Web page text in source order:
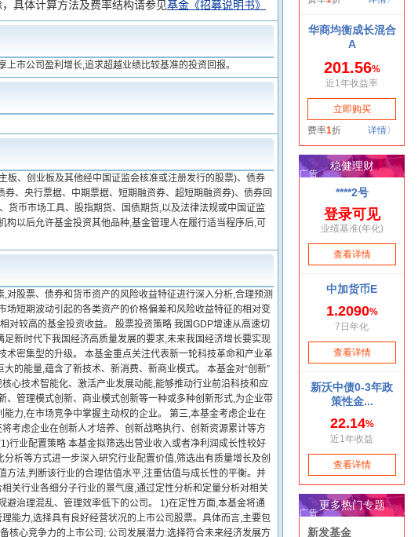
具体计算方法及费率结构请参见基金《招募说明书》
市公司盈利增长,追求超越业绩比较基准的投资回报。
、创业板及其他经中国证监会核准或注册发行的股票)、债券
、央行票据、中期票据、短期融资券、超短期融资券)、债券回
货币市场工具、股指期货、国债期货,以及法律法规或中国证监
以后允许基金投资其他品种,基金管理人在履行适当程序后,可
股票、债券和货币资产的风险收益特征进行深入分析,合理预测
短期波动引起的各类资产的价格偏差和风险收益特征的相对变
对较高的基金投资收益。 股票投资策略 我国GDP增速从高速切
新时代下我国经济高质量发展的要求,未来我国经济增长要实现
密集型的升级。 本基金重点关注代表新一轮科技革命和产业革
的能量,蕴含了新技术、新消费、新商业模式。 本基金对“创新”
心技术智能化、激活产业发展动能,能够推动行业前沿科技和应
管理模式创新、商业模式创新等一种或多种创新形式,为企业带
力,在市场竞争中掌握主动权的企业。 第三,本基金考虑企业在
考虑企业在创新人才培养、创新战略执行、创新资源累计等方
行业配置策略 本基金拟筛选出营业收入或者净利润成长性较好
析等方式进一步深入研究行业配置价值,筛选出有质量增长及创
法,判断该行业的合理估值水平,注重估值与成长性的平衡。并
关行业各细分子行业的景气度,通过定性分析和定量分析对相关
治理混乱、管理效率低下的公司。 1)在定性方面,本基金将通
能力,选择具有良好经营状况的上市公司股票。具体而言,主要包
核心竞争力的上市公司; 公司发展潜力:选择符合未来经济发展方